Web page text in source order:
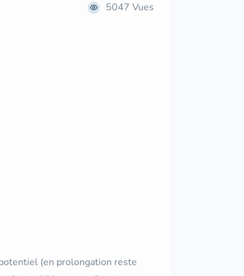
5047 Vues
(en prolongation reste